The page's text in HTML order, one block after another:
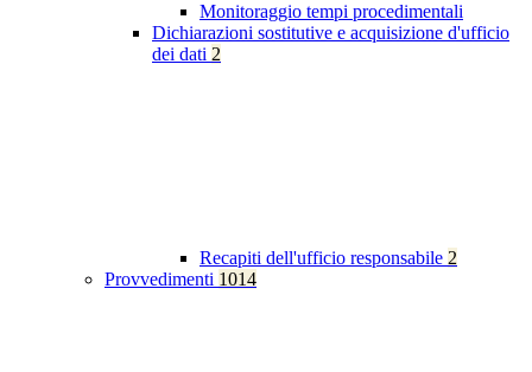
Monitoraggio tempi procedimentali
Dichiarazioni sostitutive e acquisizione d'ufficio
dei dati 2
Recapiti dell'ufficio responsabile 2
Provvedimenti 1014